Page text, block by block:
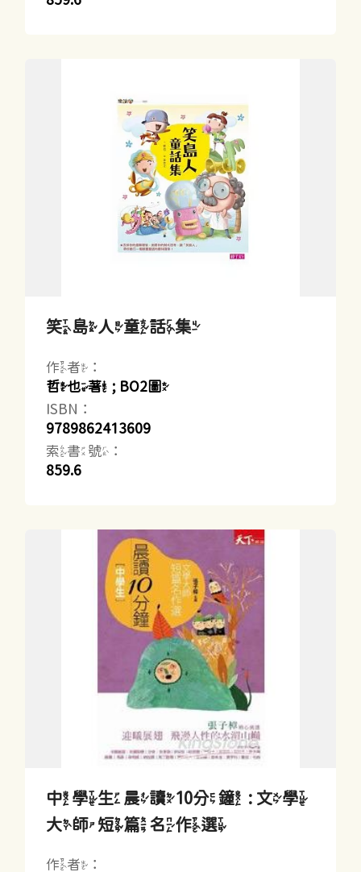
笑島人童話集
作者：
哲也著 ; BO2圖
ISBN：
9789862413609
索書號：
859.6
中學生晨讀10分鐘 : 文學
大師短篇名作選
作者：